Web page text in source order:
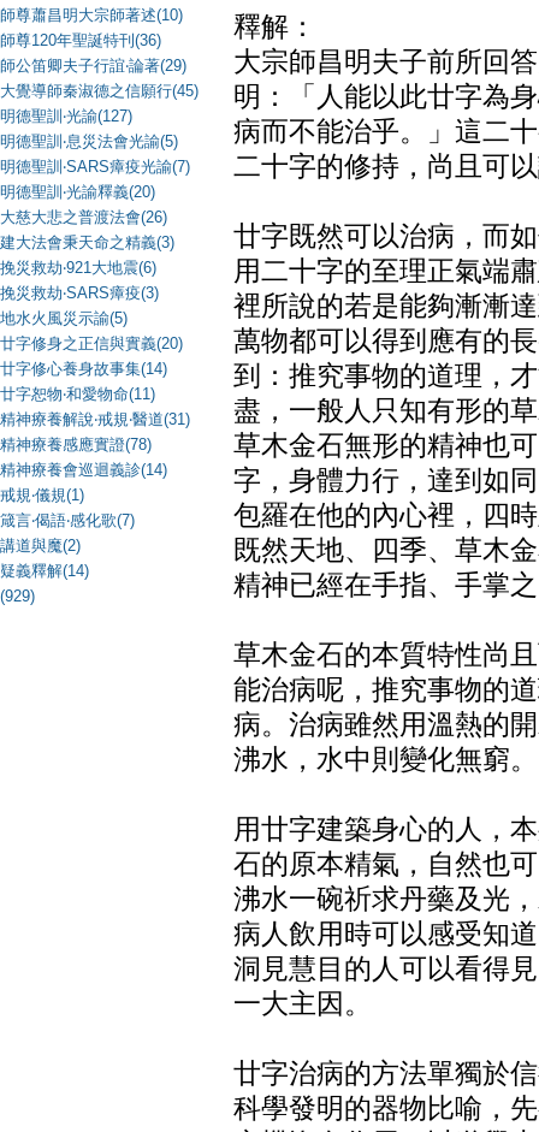
師尊蕭昌明大宗師著述(10)
師尊120年聖誕特刊(36)
師公笛卿夫子行誼‧論著(29)
大覺導師秦淑德之信願行(45)
明德聖訓‧光諭(127)
明德聖訓‧息災法會光諭(5)
明德聖訓‧SARS瘴疫光諭(7)
明德聖訓‧光諭釋義(20)
大慈大悲之普渡法會(26)
建大法會秉天命之精義(3)
挽災救劫‧921大地震(6)
挽災救劫‧SARS瘴疫(3)
地水火風災示諭(5)
廿字修身之正信與實義(20)
廿字修心養身故事集(14)
廿字恕物‧和愛物命(11)
精神療養解說‧戒規‧醫道(31)
精神療養感應實證(78)
精神療養會巡迴義診(14)
戒規‧儀規(1)
箴言‧偈語‧感化歌(7)
講道與魔(2)
疑義釋解(14)
(929)
釋解：
大宗師昌明夫子前所回
明：「人能以此廿字為
病而不能治乎。」這二
二十字的修持，尚且可
廿字既然可以治病，而
用二十字的至理正氣端
裡所說的若是能夠漸漸
萬物都可以得到應有的
到：推究事物的道理，
盡，一般人只知有形的
草木金石無形的精神也
字，身體力行，達到如
包羅在他的內心裡，四
既然天地、四季、草木
精神已經在手指、手掌
草木金石的本質特性尚
能治病呢，推究事物的
病。治病雖然用溫熱的
沸水，水中則變化無窮。
用廿字建築身心的人，
石的原本精氣，自然也
沸水一碗祈求丹藥及光
病人飲用時可以感受知
洞見慧目的人可以看得
一大主因。
廿字治病的方法單獨於
科學發明的器物比喻，